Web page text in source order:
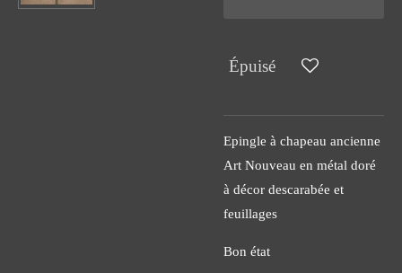
Épuisé
Epingle à chapeau ancienne
Art Nouveau en métal doré
à décor descarabée et
feuillages
Bon état